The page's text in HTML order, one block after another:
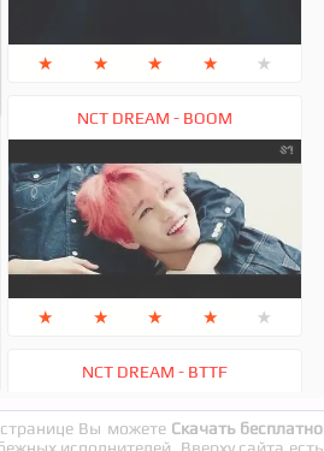
★ ★ ★ ★ ★
NCT DREAM - BOOM
★ ★ ★ ★ ★
NCT DREAM - BTTF
Вы можете Скачать бесплатно